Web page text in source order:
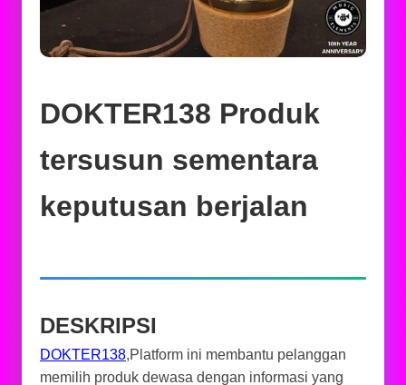
DOKTER138 Produk
tersusun sementara
keputusan berjalan
DESKRIPSI
DOKTER138,Platform ini membantu pelanggan
memilih produk dewasa dengan informasi yang